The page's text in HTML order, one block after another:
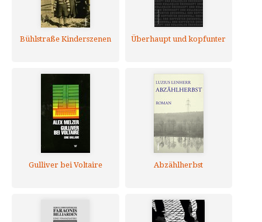
Bühlstraße Kinderszenen Überhaupt und kopfunter
Gulliver bei Voltaire Abzählherbst